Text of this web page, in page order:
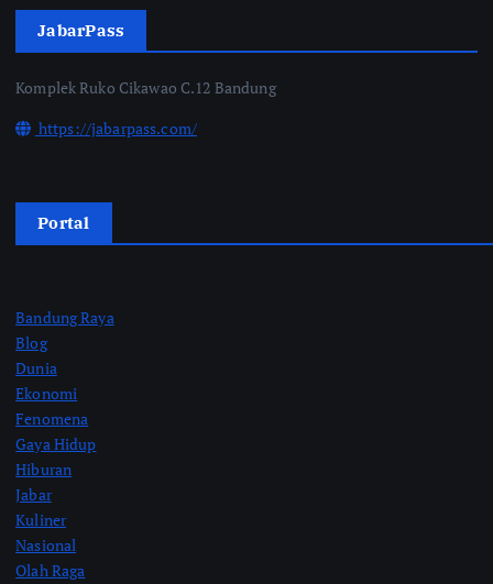
JabarPass
Komplek Ruko Cikawao C.12 Bandung
https://jabarpass.com/
Portal
Bandung Raya
Blog
Dunia
Ekonomi
Fenomena
Gaya Hidup
Hiburan
Jabar
Kuliner
Nasional
Olah Raga